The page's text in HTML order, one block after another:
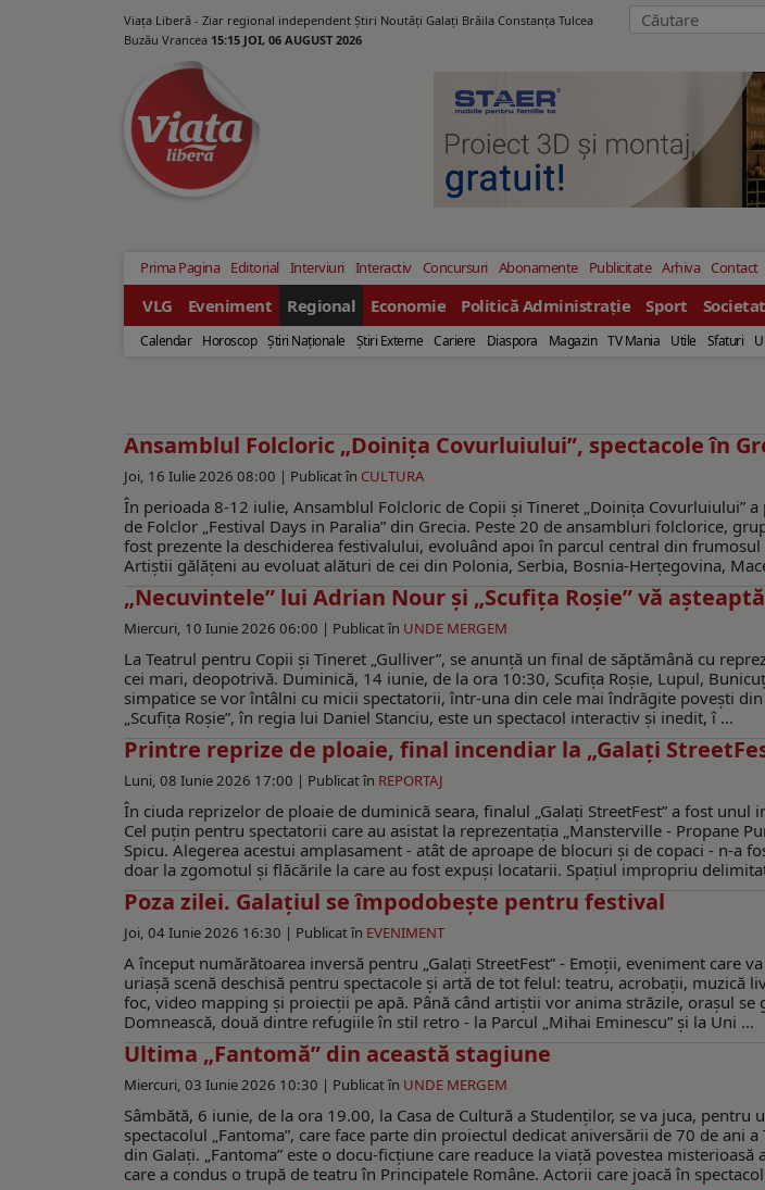
Viața Liberă - Ziar regional independent Știri Noutăți Galaţi Brăila Constanţa Tulcea
Buzău Vrancea 15:15 JOI, 06 AUGUST 2026
Prima Pagina Editorial Interviuri Interactiv Concursuri Abonamente Publicitate Arhiva Contact
VLG Eveniment Regional Economie Politică Administrație Sport
Calendar Horoscop Ştiri Naţionale Ştiri Externe Cariere Diaspora Magazin TV Mania Utile Sfaturi
Ansamblul Folcloric „Doinița Covurluiului”, spectacole în
Joi, 16 Iulie 2026 08:00 | Publicat în CULTURA
În perioada 8-12 iulie, Ansamblul Folcloric de Copii și Tineret „Doinița Covurluiului”
de Folclor „Festival Days in Paralia” din Grecia. Peste 20 de ansambluri folclorice,
fost prezente la deschiderea festivalului, evoluând apoi în parcul central din
Artiștii gălățeni au evoluat alături de cei din Polonia, Serbia, Bosnia-Herțegovina,
„Necuvintele” lui Adrian Nour și „Scufița Roșie” vă
Miercuri, 10 Iunie 2026 06:00 | Publicat în UNDE MERGEM
La Teatrul pentru Copii și Tineret „Gulliver”, se anunță un final de săptămână cu
cei mari, deopotrivă. Duminică, 14 iunie, de la ora 10:30, Scufiţa Roşie, Lupul,
simpatice se vor întâlni cu micii spectatorii, într-una din cele mai îndrăgite povești
„Scufița Roşie”, în regia lui Daniel Stanciu, este un spectacol interactiv şi inedit, î ...
Printre reprize de ploaie, final incendiar la „Galați
Luni, 08 Iunie 2026 17:00 | Publicat în REPORTAJ
În ciuda reprizelor de ploaie de duminică seara, finalul „Galați StreetFest” a fost unul
Cel puțin pentru spectatorii care au asistat la reprezentația „Mansterville - Propane
Spicu. Alegerea acestui amplasament - atât de aproape de blocuri și de copaci - n-a
doar la zgomotul și flăcările la care au fost expuși locatarii. Spațiul impropriu
Poza zilei. Galațiul se împodobește pentru festival
Joi, 04 Iunie 2026 16:30 | Publicat în EVENIMENT
A început numărătoarea inversă pentru „Galați StreetFest” - Emoții, eveniment care
uriașă scenă deschisă pentru spectacole și artă de tot felul: teatru, acrobații, muzică
foc, video mapping și proiecții pe apă. Până când artiștii vor anima străzile, orașul se
Domnească, două dintre refugiile în stil retro - la Parcul „Mihai Eminescu” și la Uni ...
Ultima „Fantomă” din această stagiune
Miercuri, 03 Iunie 2026 10:30 | Publicat în UNDE MERGEM
Sâmbătă, 6 iunie, de la ora 19.00, la Casa de Cultură a Studenților, se va juca, pentru
spectacolul „Fantoma”, care face parte din proiectul dedicat aniversării de 70 de ani a
din Galaţi. „Fantoma” este o docu-ficțiune care readuce la viață povestea
care a condus o trupă de teatru în Principatele Române. Actorii care joacă în